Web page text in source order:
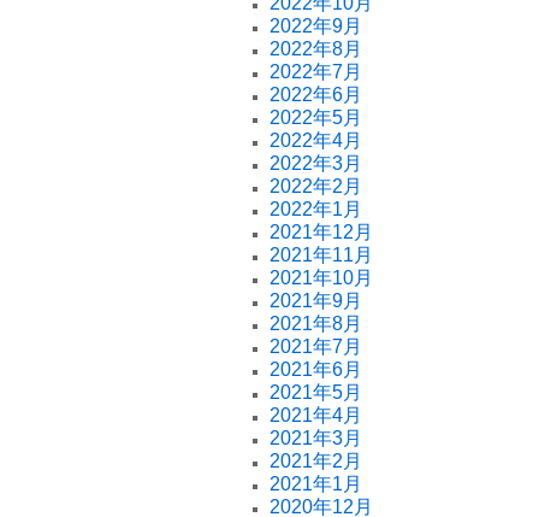
2022年9月
2022年8月
2022年7月
2022年6月
2022年5月
2022年4月
2022年3月
2022年2月
2022年1月
2021年12月
2021年11月
2021年10月
2021年9月
2021年8月
2021年7月
2021年6月
2021年5月
2021年4月
2021年3月
2021年2月
2021年1月
2020年12月